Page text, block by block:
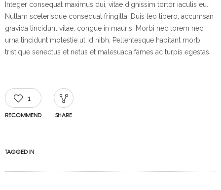
Integer consequat maximus dui, vitae dignissim tortor iaculis eu.
Nullam scelerisque consequat fringilla. Duis leo libero, accumsan
gravida tincidunt vitae, congue in mauris. Morbi nec lorem nec
urna tincidunt molestie ut id nibh. Pellentesque habitant morbi
tristique senectus et netus et malesuada fames ac turpis egestas.
1
RECOMMEND SHARE
TAGGED IN